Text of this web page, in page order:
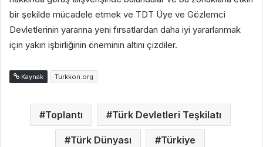
bir şekilde mücadele etmek ve TDT Üye ve Gözlemci
Devletlerinin yararına yeni fırsatlardan daha iyi yararlanmak
için yakın işbirliğinin öneminin altını çizdiler.
Kaynak Turkkon.org
Toplantı Türk Devletleri Teşkilatı
Türk Dünyası Türkiye